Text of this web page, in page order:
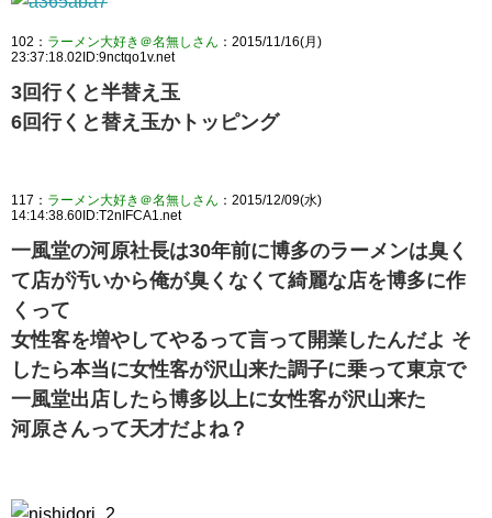
102： ラーメン大好き＠名無しさん ：2015/11/16(月)
23:37:18.02ID:9nctqo1v.net
3回行くと半替え玉
6回行くと替え玉かトッピング
117： ラーメン大好き＠名無しさん ：2015/12/09(水)
14:14:38.60ID:T2nIFCA1.net
一風堂の河原社長は30年前に博多のラーメンは臭く
て店が汚いから俺が臭くなくて綺麗な店を博多に作
くって
女性客を増やしてやるって言って開業したんだよ そ
したら本当に女性客が沢山来た調子に乗って東京で
一風堂出店したら博多以上に女性客が沢山来た
河原さんって天才だよね？